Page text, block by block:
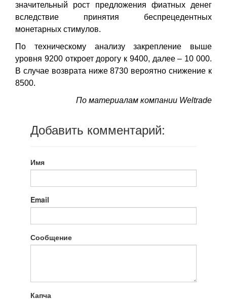
значительный рост предложения фиатных денег
вследствие принятия беспрецедентных
монетарных стимулов.
По техническому анализу закрепление выше
уровня 9200 откроет дорогу к 9400, далее – 10 000.
В случае возврата ниже 8730 вероятно снижение к
8500.
По материалам компании Weltrade
Добавить комментарий:
Имя
Email
Сообщение
Капча